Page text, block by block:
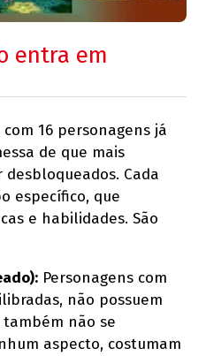
entra em
16 personagens já
de que mais
Cada
específico, que
e habilidades. São
Personagens com
não possuem
não se
aspecto, costumam